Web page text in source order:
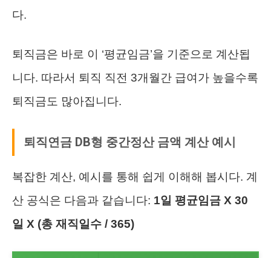
다.
퇴직금은 바로 이 ‘평균임금’을 기준으로 계산됩
니다. 따라서 퇴직 직전 3개월간 급여가 높을수록
퇴직금도 많아집니다.
퇴직연금 DB형 중간정산 금액 계산 예시
복잡한 계산, 예시를 통해 쉽게 이해해 봅시다. 계
산 공식은 다음과 같습니다: 1일 평균임금 X 30
일 X (총 재직일수 / 365)